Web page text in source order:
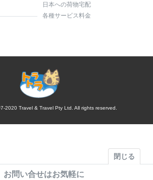
日本への荷物宅配
各種サービス料金
2020 Travel & Travel Pty Ltd. All rights reserved.
閉じる
お問い合せはお気軽に